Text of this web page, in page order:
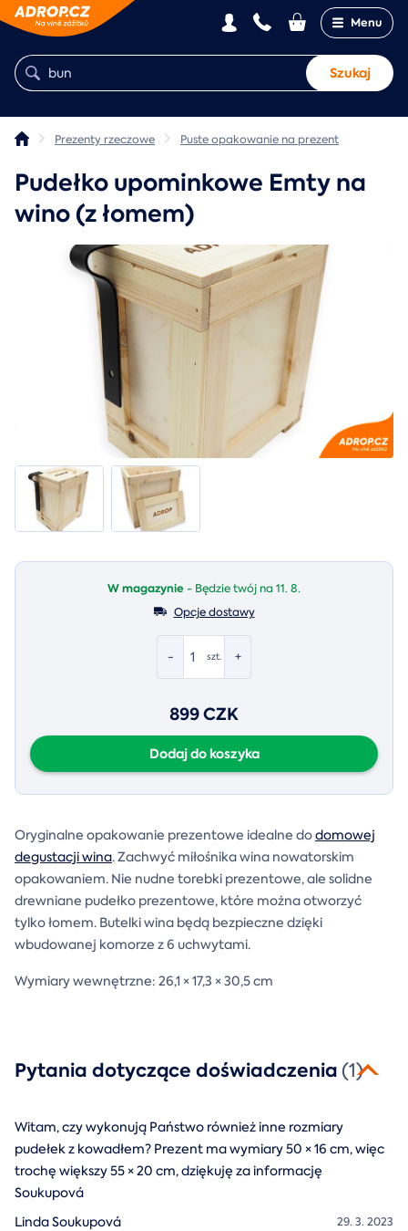
Menu
Szukaj
Prezenty rzeczowe Puste opakowanie na prezent
Pudełko upominkowe Emty na
wino (z łomem)
W magazynie - Będzie twój na 11. 8.
Opcje dostawy
- +
szt.
899 CZK
Dodaj do koszyka
Oryginalne opakowanie prezentowe idealne dodomowej
degustacji wina. Zachwyć miłośnika wina nowatorskim
opakowaniem. Nie nudne torebki prezentowe, ale solidne
drewniane pudełko prezentowe, które można otworzyć
tylko łomem. Butelki wina będą bezpieczne dzięki
wbudowanej komorze z 6 uchwytami.
Wymiary wewnętrzne: 26,1 × 17,3 × 30,5 cm
Pytania dotyczące doświadczenia(1)
Witam, czy wykonują Państwo również inne rozmiary
pudełek z kowadłem? Prezent ma wymiary 50 × 16 cm, więc
trochę większy 55 × 20 cm, dziękuję za informację
Soukupová
29. 3. 2023
Linda Soukupová